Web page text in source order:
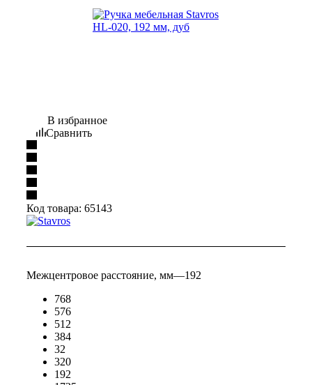
В избранное
Сравнить
Код товара: 65143
Межцентровое расстояние, мм—192
768
576
512
384
32
320
192